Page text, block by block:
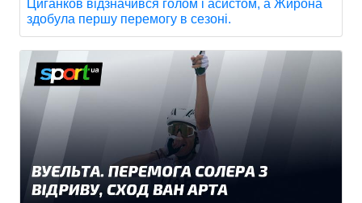
Циганков відзначився голом і асистом, а Жирона
здобула першу перемогу в сезоні.